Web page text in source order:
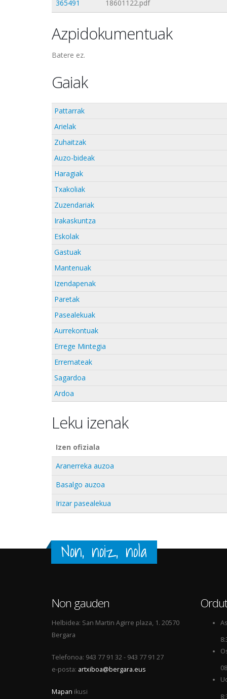
365491
18601122.pdf
Azpidokumentuak
Batere ez.
Gaiak
Pattarrak
Arielak
Zuhaitzak
Auzo-bideak
Haragiak
Txakoliak
Zuzendariak
Irakaskuntza
Eskolak
Gastuak
Mantenuak
Izendapenak
Paretak
Pasealekuak
Aurrekontuak
Errege Mintegia
Erremateak
Sagardoa
Ardoa
Leku izenak
Izen ofiziala
Aranerreka auzoa
Basalgo auzoa
Irizar pasealekua
Non, noiz, nola
Non gauden
Helbidea: San Martin Agirre plaza, 1. 20570
Bergara
Telefonoa: 943 77 91 32 - 943 77 91 27
e-posta: artxiboa@bergara.eus
Mapan ikusi